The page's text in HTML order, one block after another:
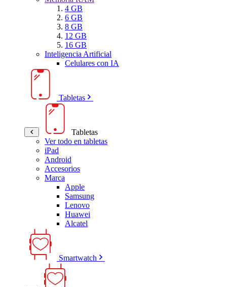
4 GB
6 GB
8 GB
12 GB
16 GB
Inteligencia Artificial
Celulares con IA
Tabletas
Tabletas
Ver todo en tabletas
iPad
Android
Accesorios
Marca
Apple
Samsung
Lenovo
Huawei
Alcatel
Smartwatch